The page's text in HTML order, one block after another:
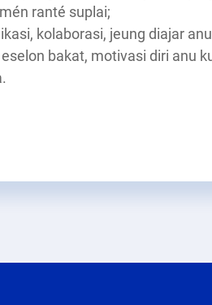
ranté suplai;
kolaborasi, jeung diajar
bakat, motivasi diri anu